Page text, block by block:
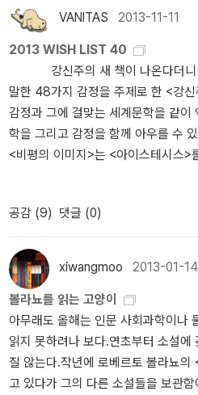
게 되었다. 책쟁이라면 호르헤 볼피의
시 읽을 지어다.
VANITAS 2013-11-11
2013 WISH LIST 40
강신주의 새 책이 나온다더니
말한 48가지 감정을 주제로 한 <강
감정과 그에 걸맞는 세계문학을 같이
학을 그리고 감정을 함께 아우를 수
<비평의 이미지>는 <아이스테시스>
꽤 묵직한 책을 펴냈다. <실크로드
인데, 문명교류학자 정수일이 쓴 책이
'진짜 실크로드 사전'의 의미가 짙다. <정신사적 고찰>은 후
지타 쇼조라는 일본의 비판적 지식
기도 하단다. 일본의 정신 '붕괴사'를
심이 간다. <뿌리내림>은 이제이북스
랑스의 철학자 시몬 베유의 정치적
랑스와 유럽의 정신을 다시 뿌리내려
<바이블>은 DK시리즈를 번역한 것
게 도움이 될 듯 하다. <국가와 백성 사이의 한>은 일본의 철
공감 (9) 댓글 (0)
xiwangmoo 2013-01-14
볼라뇨를 읽는 고양이
아무래도 올해는 인문 사회과학이나
읽지 못하려나 보다.연초부터 소설
질 않는다.작년에 로베르토 볼라뇨
고 있다가 그의 다른 소설들을 보관